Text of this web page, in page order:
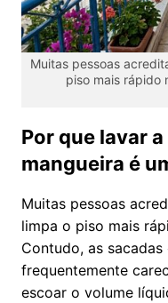
Muitas pessoas
piso mais rápido
Por que lavar
mangueira é
Muitas pessoas
limpa o piso mais
Contudo, as
frequentemente
escoar o volume